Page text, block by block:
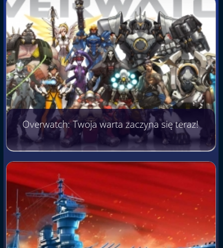
Overwatch: Twoja warta zaczyna się teraz!